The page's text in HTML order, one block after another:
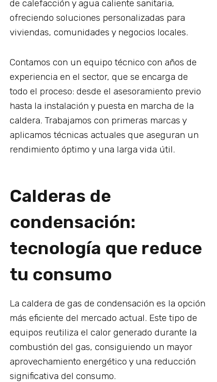
de calefacción y agua caliente sanitaria,
ofreciendo soluciones personalizadas para
viviendas, comunidades y negocios locales.
Contamos con un equipo técnico con años de
experiencia en el sector, que se encarga de
todo el proceso: desde el asesoramiento previo
hasta la instalación y puesta en marcha de la
caldera. Trabajamos con primeras marcas y
aplicamos técnicas actuales que aseguran un
rendimiento óptimo y una larga vida útil.
Calderas de
condensación:
tecnología que reduce
tu consumo
La caldera de gas de condensación es la opción
más eficiente del mercado actual. Este tipo de
equipos reutiliza el calor generado durante la
combustión del gas, consiguiendo un mayor
aprovechamiento energético y una reducción
significativa del consumo.